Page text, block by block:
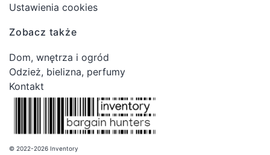
Ustawienia cookies
Zobacz także
Dom, wnętrza i ogród
Odzież, bielizna, perfumy
Kontakt
© 2022-2026 Inventory